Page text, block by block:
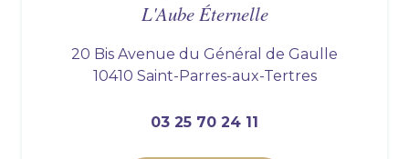
L'Aube Éternelle
20 Bis Avenue du Général de Gaulle
10410 Saint-Parres-aux-Tertres
03 25 70 24 11